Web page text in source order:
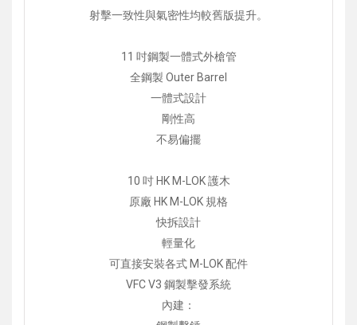
射擊一致性與氣密性均較舊版提升。
11 吋鋼製一體式外槍管
全鋼製 Outer Barrel
一體式設計
剛性高
不易偏擺
10 吋 HK M-LOK 護木
原廠 HK M-LOK 規格
快拆設計
輕量化
可直接安裝各式 M-LOK 配件
VFC V3 鋼製擊發系統
內建：